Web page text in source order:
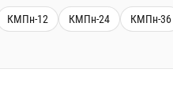
КМПн-12 КМПн-24 КМПн-36